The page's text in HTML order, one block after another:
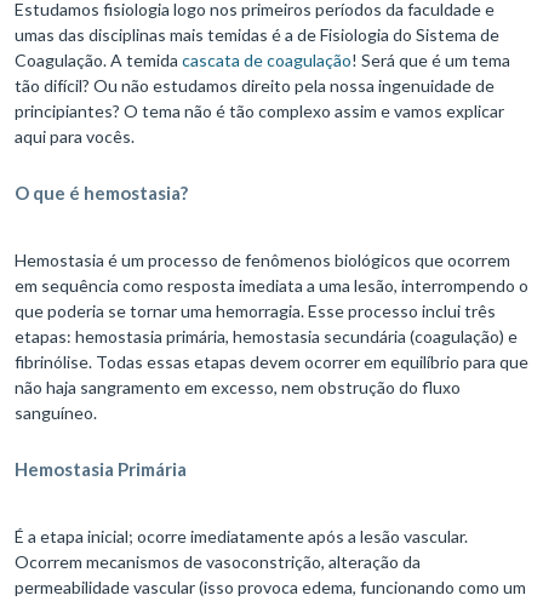
Estudamos fisiologia logo nos primeiros períodos da faculdade e
umas das disciplinas mais temidas é a de Fisiologia do Sistema de
Coagulação. A temida cascata de coagulação! Será que é um tema
tão difícil? Ou não estudamos direito pela nossa ingenuidade de
principiantes? O tema não é tão complexo assim e vamos explicar
aqui para vocês.
O que é hemostasia?
Hemostasia é um processo de fenômenos biológicos que ocorrem
em sequência como resposta imediata a uma lesão, interrompendo o
que poderia se tornar uma hemorragia. Esse processo inclui três
etapas: hemostasia primária, hemostasia secundária (coagulação) e
fibrinólise. Todas essas etapas devem ocorrer em equilíbrio para que
não haja sangramento em excesso, nem obstrução do fluxo
sanguíneo.
Hemostasia Primária
É a etapa inicial; ocorre imediatamente após a lesão vascular.
Ocorrem mecanismos de vasoconstrição, alteração da
permeabilidade vascular (isso provoca edema, funcionando como um